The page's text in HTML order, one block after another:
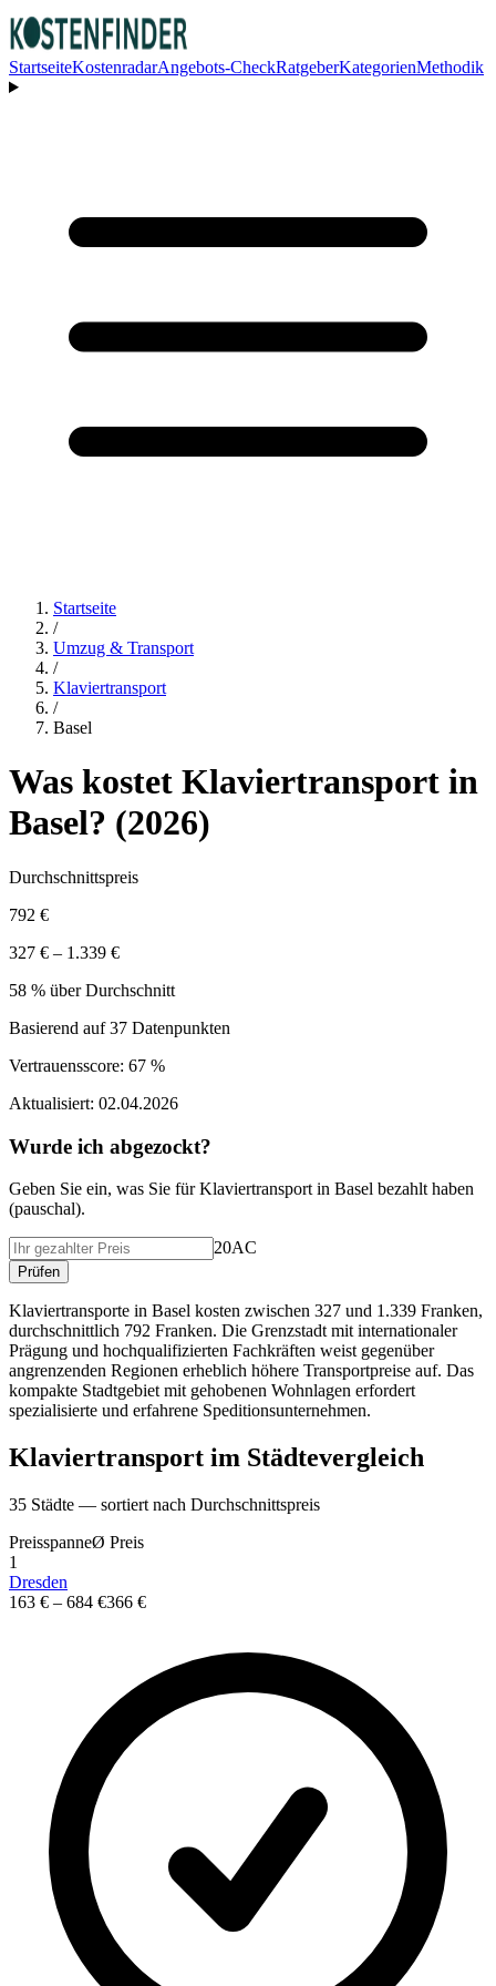
StartseiteKostenradarAngebots-CheckRatgeberKategorienMethodik
Startseite
/
Umzug & Transport
/
Klaviertransport
/
Basel
Was kostet Klaviertransport in
Basel? (2026)
Durchschnittspreis
792 €
327 € – 1.339 €
58 % über Durchschnitt
Basierend auf37 Datenpunkten
Vertrauensscore: 67 %
Aktualisiert: 02.04.2026
Wurde ich abgezockt?
Geben Sie ein, was Sie fürKlaviertransport in Basel bezahlt haben
(pauschal).
20AC
Prüfen
Klaviertransporte in Basel kosten zwischen 327 und 1.339 Franken,
durchschnittlich 792 Franken. Die Grenzstadt mit internationaler
Prägung und hochqualifizierten Fachkräften weist gegenüber
angrenzenden Regionen erheblich höhere Transportpreise auf. Das
kompakte Stadtgebiet mit gehobenen Wohnlagen erfordert
spezialisierte und erfahrene Speditionsunternehmen.
Klaviertransport im Städtevergleich
35 Städte — sortiert nach Durchschnittspreis
PreisspanneØ Preis
1
Dresden
163 € – 684 €366 €